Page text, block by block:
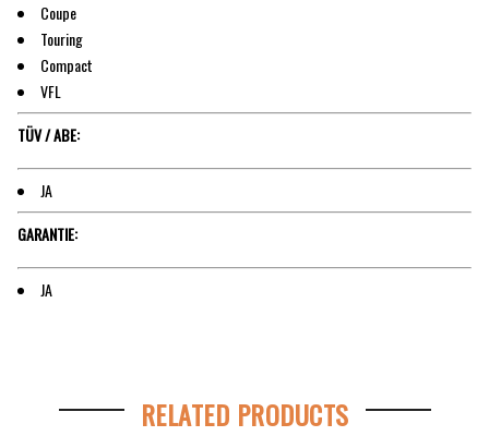
Coupe
Touring
Compact
VFL
TÜV / ABE:
JA
GARANTIE:
JA
RELATED PRODUCTS